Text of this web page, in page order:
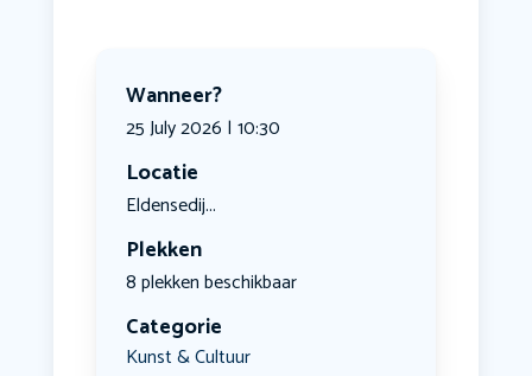
Wanneer?
25 July 2026 | 10:30
Locatie
Eldensedij...
Plekken
8 plekken beschikbaar
Categorie
Kunst & Cultuur